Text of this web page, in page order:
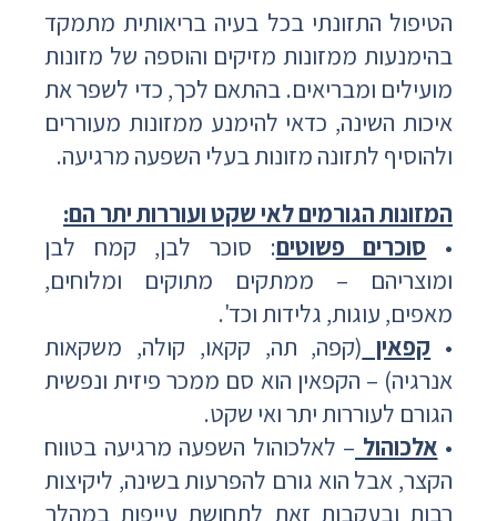
הטיפול התזונתי בכל בעיה בריאותית מתמקד
בהימנעות ממזונות מזיקים והוספה של מזונות
מועילים ומבריאים. בהתאם לכך, כדי לשפר את
איכות השינה, כדאי להימנע ממזונות מעוררים
ולהוסיף לתזונה מזונות בעלי השפעה מרגיעה.
המזונות הגורמים לאי שקט ועוררות יתר הם:
• סוכרים פשוטים: סוכר לבן, קמח לבן
ומוצריהם – ממתקים מתוקים ומלוחים,
מאפים, עוגות, גלידות וכד'.
• קפאין (קפה, תה, קקאו, קולה, משקאות
אנרגיה) – הקפאין הוא סם ממכר פיזית ונפשית
הגורם לעוררות יתר ואי שקט.
• אלכוהול – לאלכוהול השפעה מרגיעה בטווח
הקצר, אבל הוא גורם להפרעות בשינה, ליקיצות
רבות ובעקבות זאת לתחושת עייפות במהלך